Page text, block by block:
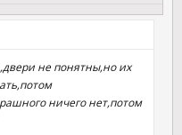
не понятны,но их
ничего нет,потом